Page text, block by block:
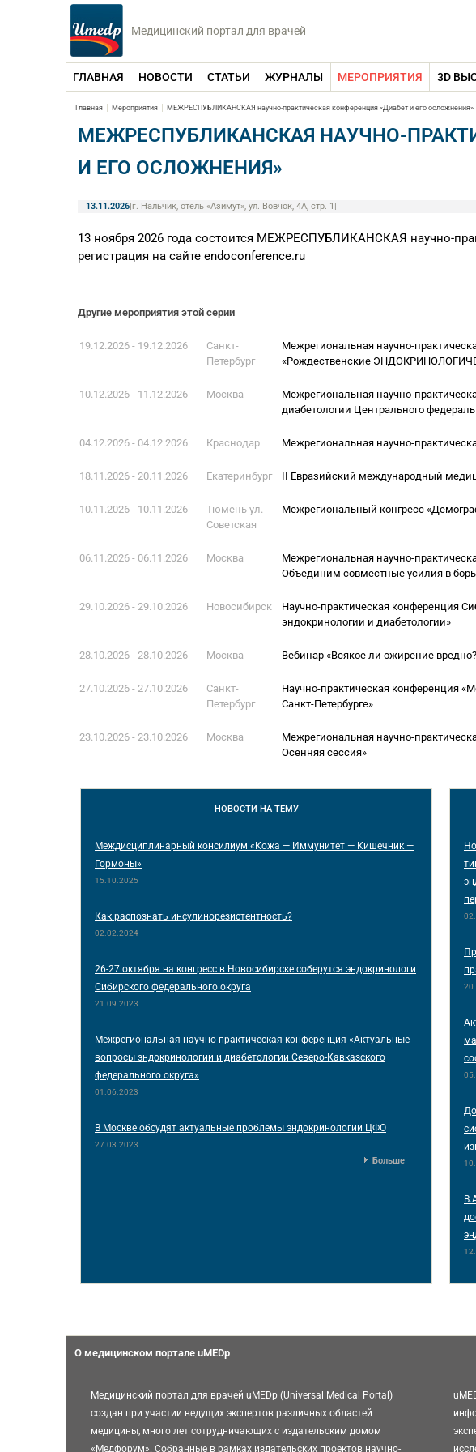
Медицинский портал для врачей
ГЛАВНАЯ НОВОСТИ СТАТЬИ ЖУРНАЛЫ МЕРОПРИЯТИЯ 3D
Главная Мероприятия МЕЖРЕСПУБЛИКАНСКАЯ научно-практическая конференция «Диабет и его осложнения»
МЕЖРЕСПУБЛИКАНСКАЯ НАУЧНО-
И ЕГО ОСЛОЖНЕНИЯ»
13.11.2026|г. Нальчик, отель «Азимут», ул. Вовчок, 4А, стр. 1 |
13 ноября 2026 года состоится МЕЖРЕСПУБЛИКАНСКАЯ научно-
регистрация на сайте endoconference.ru
Другие мероприятия этой серии
19.12.2026 - 19.12.2026
Санкт-
Петербург
Межрегиональная научно-
«Рождественские
10.12.2026 - 11.12.2026 Москва
Межрегиональная научно-
диабетологии Центрального
04.12.2026 - 04.12.2026 Краснодар Межрегиональная научно-
18.11.2026 - 20.11.2026 Екатеринбург II Евразийский международный
10.11.2026 - 10.11.2026
Тюмень ул.
Советская
Межрегиональный конгресс
06.11.2026 - 06.11.2026 Москва
Межрегиональная научно-
Объединим совместные усилия в
29.10.2026 - 29.10.2026 Новосибирск
Научно-практическая конференция
эндокринологии и диабетологии»
28.10.2026 - 28.10.2026 Москва Вебинар «Всякое ли ожирение
27.10.2026 - 27.10.2026
Санкт-
Петербург
Научно-практическая конференция
Санкт-Петербурге»
23.10.2026 - 23.10.2026 Москва
Межрегиональная научно-
Осенняя сессия»
НОВОСТИ НА ТЕМУ
Междисциплинарный консилиум «Кожа — Иммунитет — Кишечник —
Гормоны»
15.10.2025
Как распознать инсулинорезистентность?
02.02.2024
26-27 октября на конгресс в Новосибирске соберутся эндокринологи
Сибирского федерального округа
21.09.2023
Межрегиональная научно-практическая конференция «Актуальные
вопросы эндокринологии и диабетологии Северо-Кавказского
федерального округа»
01.06.2023
В Москве обсудят актуальные проблемы эндокринологии ЦФО
27.03.2023
Больше
О медицинском портале uMEDp
Медицинский портал для врачей uMEDp (Universal Medical Portal)
создан при участии ведущих экспертов различных областей
медицины, много лет сотрудничающих с издательским домом
«Медфорум». Собранные в рамках издательских проектов научно-